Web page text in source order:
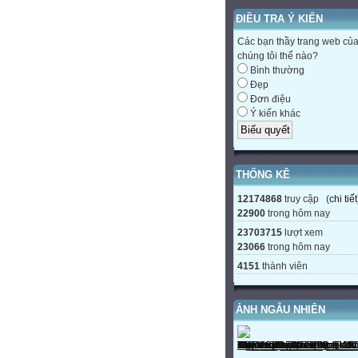
ĐIỀU TRA Ý KIẾN
Các bạn thầy trang web của
chúng tôi thế nào?
Bình thường
Đẹp
Đơn điệu
Ý kiến khác
THỐNG KÊ
12174868 truy cập (chi tiết
22900 trong hôm nay
23703715 lượt xem
23066 trong hôm nay
4151 thành viên
ẢNH NGẪU NHIÊN